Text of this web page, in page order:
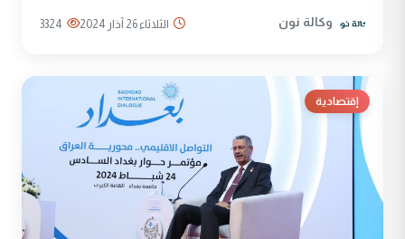
وكالة نون الثلاثاء 26 آذار 2024 3324
إقتصادية